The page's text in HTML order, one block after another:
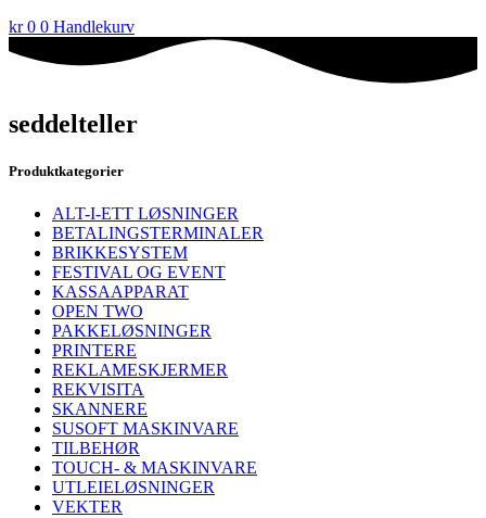
kr0 0 Handlekurv
seddelteller
Produktkategorier
ALT-I-ETT LØSNINGER
BETALINGSTERMINALER
BRIKKESYSTEM
FESTIVAL OG EVENT
KASSAAPPARAT
OPEN TWO
PAKKELØSNINGER
PRINTERE
REKLAMESKJERMER
REKVISITA
SKANNERE
SUSOFT MASKINVARE
TILBEHØR
TOUCH- & MASKINVARE
UTLEIELØSNINGER
VEKTER